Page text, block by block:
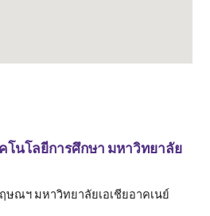
โนโลยีการศึกษา มหาวิทยาลัย
ษณฯ มหาวิทยาลัยเอเชียอาคเนย์